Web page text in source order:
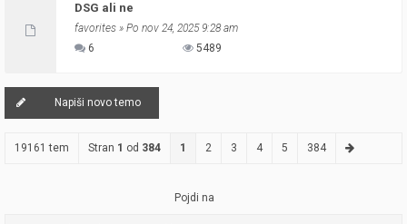
DSG ali ne
favorites » Po nov 24, 2025 9:28 am
6
5489
Napiši novo temo
19161 tem Stran 1 od 384 1 2 3 4 5 384
Pojdi na